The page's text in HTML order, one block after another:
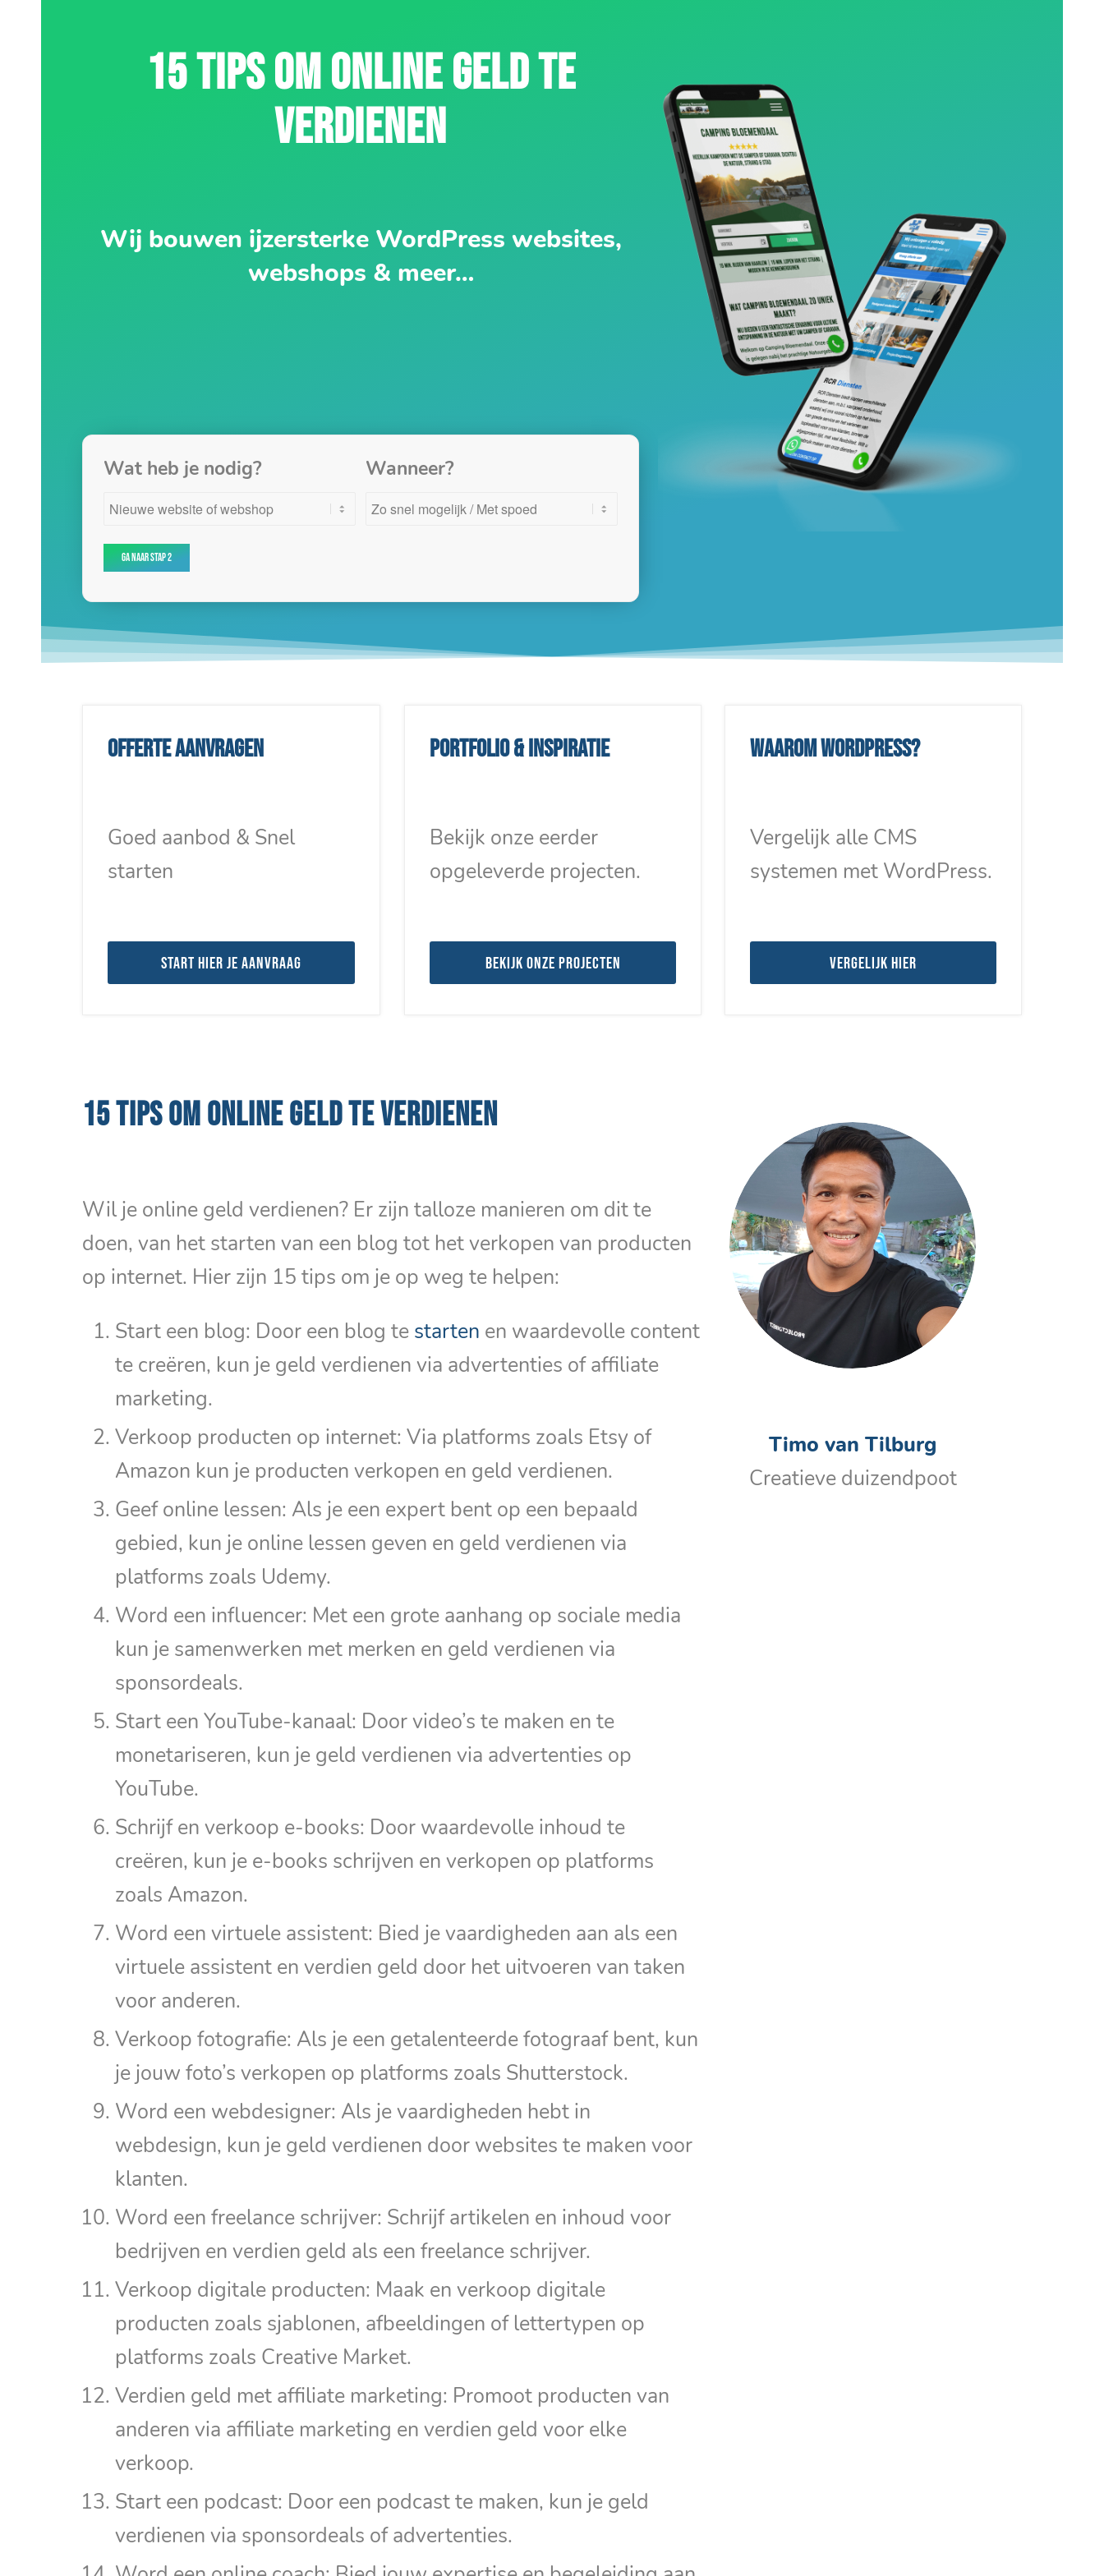
15 TIPS OM ONLINE GELD TE
VERDIENEN
Wij bouwen ijzersterke WordPress websites,
webshops & meer…
Wat heb je nodig? Wanneer?
Offerte aanvragen
Goed aanbod & Snel
starten
Start hier je aanvraag
Portfolio & inspiratie
Bekijk onze eerder
opgeleverde projecten.
Bekijk onze projecten
Waarom WordPress?
Vergelijk alle CMS
systemen met WordPress.
Vergelijk hier
15 TIPS OM ONLINE GELD TE VERDIENEN
Wil je online geld verdienen? Er zijn talloze manieren om dit te
doen, van het starten van een blog tot het verkopen van producten
op internet. Hier zijn 15 tips om je op weg te helpen:
Start een blog: Door een blog te starten en waardevolle content
te creëren, kun je geld verdienen via advertenties of affiliate
marketing.
Verkoop producten op internet: Via platforms zoals Etsy of
Amazon kun je producten verkopen en geld verdienen.
Geef online lessen: Als je een expert bent op een bepaald
gebied, kun je online lessen geven en geld verdienen via
platforms zoals Udemy.
Word een influencer: Met een grote aanhang op sociale media
kun je samenwerken met merken en geld verdienen via
sponsordeals.
Start een YouTube-kanaal: Door video’s te maken en te
monetariseren, kun je geld verdienen via advertenties op
YouTube.
Schrijf en verkoop e-books: Door waardevolle inhoud te
creëren, kun je e-books schrijven en verkopen op platforms
zoals Amazon.
Word een virtuele assistent: Bied je vaardigheden aan als een
virtuele assistent en verdien geld door het uitvoeren van taken
voor anderen.
Verkoop fotografie: Als je een getalenteerde fotograaf bent, kun
je jouw foto’s verkopen op platforms zoals Shutterstock.
Word een webdesigner: Als je vaardigheden hebt in
webdesign, kun je geld verdienen door websites te maken voor
klanten.
Word een freelance schrijver: Schrijf artikelen en inhoud voor
bedrijven en verdien geld als een freelance schrijver.
Verkoop digitale producten: Maak en verkoop digitale
producten zoals sjablonen, afbeeldingen of lettertypen op
platforms zoals Creative Market.
Verdien geld met affiliate marketing: Promoot producten van
anderen via affiliate marketing en verdien geld voor elke
verkoop.
Start een podcast: Door een podcast te maken, kun je geld
verdienen via sponsordeals of advertenties.
Timo van Tilburg
Creatieve duizendpoot